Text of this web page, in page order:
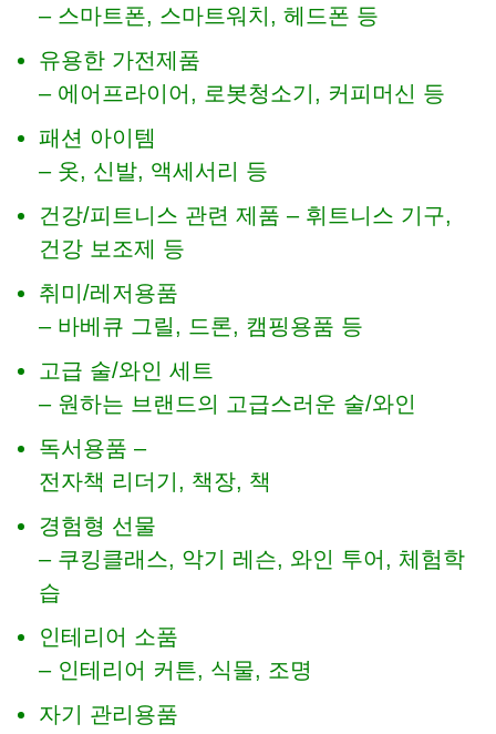
– 스마트폰, 스마트워치, 헤드폰 등
유용한 가전제품
– 에어프라이어, 로봇청소기, 커피머신 등
패션 아이템
– 옷, 신발, 액세서리 등
건강/피트니스 관련 제품 – 휘트니스 기구,
건강 보조제 등
취미/레저용품
– 바베큐 그릴, 드론, 캠핑용품 등
고급 술/와인 세트
– 원하는 브랜드의 고급스러운 술/와인
독서용품 –
전자책 리더기, 책장, 책
경험형 선물
– 쿠킹클래스, 악기 레슨, 와인 투어, 체험학
습
인테리어 소품
– 인테리어 커튼, 식물, 조명
자기 관리용품